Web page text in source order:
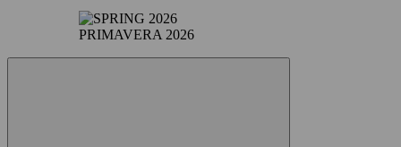
PRIMAVERA 2026